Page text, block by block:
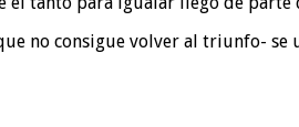
no consigue volver al triunfo-